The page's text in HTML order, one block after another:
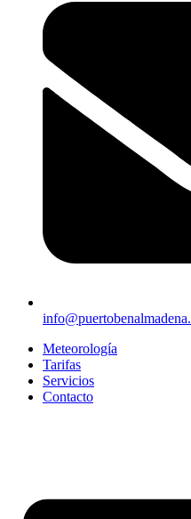
Meteorología
Tarifas
Servicios
Contacto